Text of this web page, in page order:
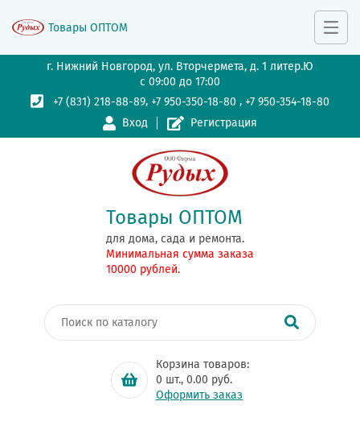
г. Нижний Новгород, ул. Вторчермета, д. 1 литер.Ю
с 09:00 до 17:00
+7 (831) 218-88-89,+7 950-350-18-80 ,+7 950-354-18-80
Вход
Регистрация
Товары ОПТОМ
для дома, сада и ремонта.
Минимальная сумма заказа
10000 рублей.
Корзина товаров:
0 шт., 0.00 руб.
Оформить заказ
Товары ОПТОМ